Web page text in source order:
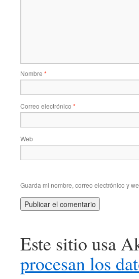
Nombre *
Correo electrónico *
Web
Guarda mi nombre, correo electrónico y
Este sitio usa
procesan los